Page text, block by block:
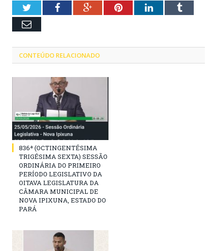
TwitterFacebookGoogle+PinterestLinkedInTumblr
Email
CONTEÚDO RELACIONADO
836ª (OCTINGENTÉSIMA
TRIGÉSIMA SEXTA) SESSÃO
ORDINÁRIA DO PRIMEIRO
PERÍODO LEGISLATIVO DA
OITAVA LEGISLATURA DA
CÂMARA MUNICIPAL DE
NOVA IPIXUNA, ESTADO DO
PARÁ